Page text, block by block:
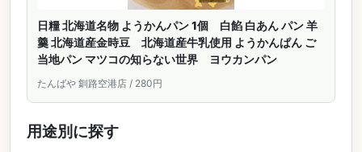
日糧 北海道名物 ようかんパン 1個 白餡 白あん パン 羊
羹 北海道産金時豆 北海道産牛乳使用 ようかんぱん ご
当地パン マツコの知らない世界 ヨウカンパン
たんばや 釧路空港店 / 280円
用途別に探す